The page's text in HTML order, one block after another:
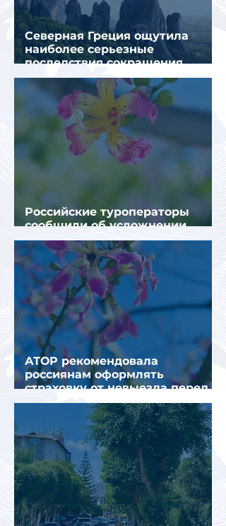
Северная Греция ощутила
наиболее серьезные
последствия сокращения
турпотока из России
Российские туроператоры
сообщили об усложнении
получения виз в Грецию
АТОР рекомендовала
россиянам оформлять
страховку от невыезда перед
поездкой в Грецию